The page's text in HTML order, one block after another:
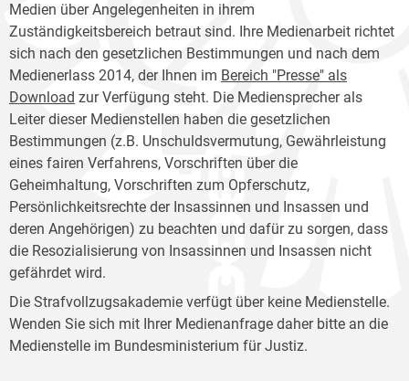
Medien über Angelegenheiten in ihrem
Zuständigkeitsbereich betraut sind. Ihre Medienarbeit richtet
sich nach den gesetzlichen Bestimmungen und nach dem
Medienerlass 2014, der Ihnen im Bereich "Presse" als
Download zur Verfügung steht. Die Mediensprecher als
Leiter dieser Medienstellen haben die gesetzlichen
Bestimmungen (z.B. Unschuldsvermutung, Gewährleistung
eines fairen Verfahrens, Vorschriften über die
Geheimhaltung, Vorschriften zum Opferschutz,
Persönlichkeitsrechte der Insassinnen und Insassen und
deren Angehörigen) zu beachten und dafür zu sorgen, dass
die Resozialisierung von Insassinnen und Insassen nicht
gefährdet wird.
Die Strafvollzugsakademie verfügt über keine Medienstelle.
Wenden Sie sich mit Ihrer Medienanfrage daher bitte an die
Medienstelle im Bundesministerium für Justiz.